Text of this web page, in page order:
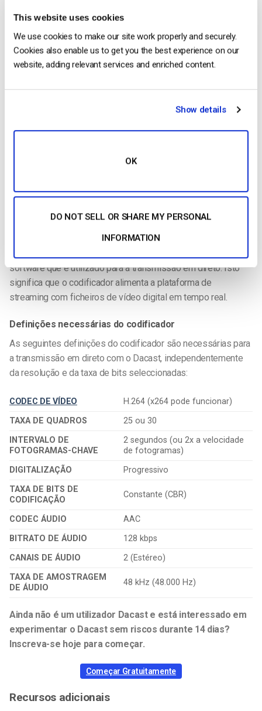
This website uses cookies
We use cookies to make our site work properly and securely.
Cookies also enable us to get you the best experience on our
website, adding relevant services and enriched content.
Show details
OK
DO NOT SELL OR SHARE MY PERSONAL
INFORMATION
Para pré-visualizar a sua transmissão, volte à sua conta
Preview (Pré-visualizar). Tenha em atenção que pode
transmissão de baixa latência, contacte-nos.
O que é um codificador?
ficheiros de vídeo RAW captados por uma câmara em
ficheiros digitais adequados para transmissão em direto pela
Internet.
software que é utilizado para a transmissão em direto. Isto
significa que o codificador alimenta a plataforma de
streaming com ficheiros de vídeo digital em tempo real.
Definições necessárias do codificador
As seguintes definições do codificador são necessárias para
a transmissão em direto com o Dacast, independentemente
da resolução e da taxa de bits seleccionadas:
CODEC DE VÍDEO
H.264 (x264 pode funcionar)
TAXA DE QUADROS
25 ou 30
INTERVALO DE
FOTOGRAMAS-CHAVE
2 segundos (ou 2x a velocidade
de fotogramas)
DIGITALIZAÇÃO
Progressivo
TAXA DE BITS DE
CODIFICAÇÃO
Constante (CBR)
CODEC ÁUDIO
AAC
BITRATO DE ÁUDIO
128 kbps
CANAIS DE ÁUDIO
2 (Estéreo)
TAXA DE AMOSTRAGEM
DE ÁUDIO
48 kHz (48.000 Hz)
Ainda não é um utilizador Dacast e está interessado em
experimentar o Dacast sem riscos durante 14 dias?
Inscreva-se hoje para começar.
Começar Gratuitamente
Recursos adicionais